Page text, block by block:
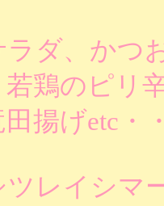
ラダ、かつ
鶏のピリ
揚げetc・
レイシマ